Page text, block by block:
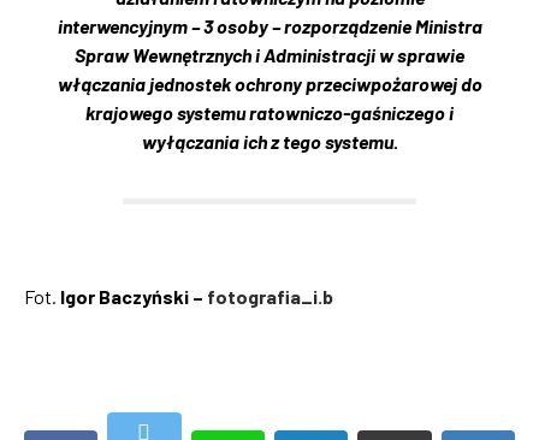
interwencyjnym – 3 osoby – rozporządzenie Ministra
Spraw Wewnętrznych i Administracji w sprawie
włączania jednostek ochrony przeciwpożarowej do
krajowego systemu ratowniczo-gaśniczego i
wyłączania ich z tego systemu.
Fot. Igor Baczyński – fotografia_i.b